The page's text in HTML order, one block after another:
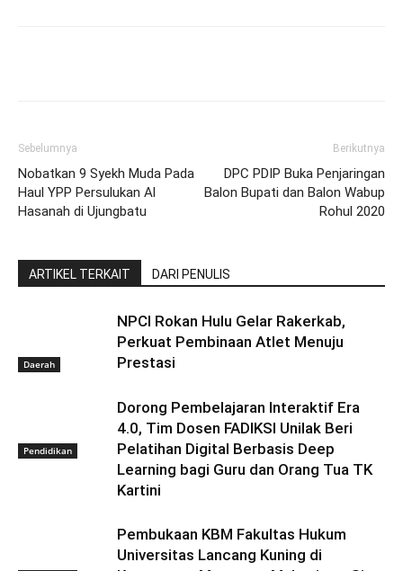
Sebelumnya
Nobatkan 9 Syekh Muda Pada
Haul YPP Persulukan Al
Hasanah di Ujungbatu
Berikutnya
DPC PDIP Buka Penjaringan
Balon Bupati dan Balon Wabup
Rohul 2020
ARTIKEL TERKAIT DARI PENULIS
Daerah
NPCI Rokan Hulu Gelar Rakerkab,
Perkuat Pembinaan Atlet Menuju
Prestasi
Pendidikan
Dorong Pembelajaran Interaktif Era
4.0, Tim Dosen FADIKSI Unilak Beri
Pelatihan Digital Berbasis Deep
Learning bagi Guru dan Orang Tua TK
Kartini
Pembukaan KBM Fakultas Hukum
Universitas Lancang Kuning di